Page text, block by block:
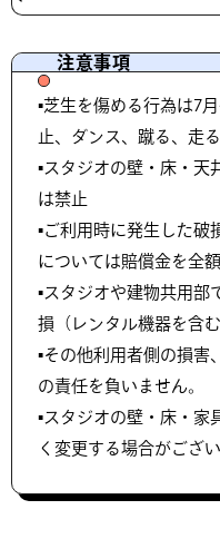
注意事項
▪️芝生を傷める行為は7
止、ダンス、蹴る、走
▪️スタジオの壁・床・天
は禁止
▪️ご利用時に発生した破
については賠償金を全
▪️スタジオや建物共用部
損（レンタル機器を含む
▪️その他利用者側の損害
の責任を負いません。
▪️スタジオの壁・床・家
く変更する場合がござい